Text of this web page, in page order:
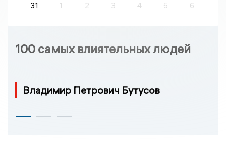
31
1 2 3 4 5 6
100 самых влиятельных людей
Владимир Петрович Бутусов